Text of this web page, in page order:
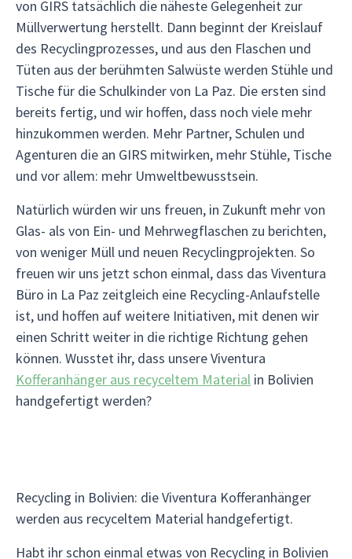
von GIRS tatsächlich die näheste Gelegenheit zur
Müllverwertung herstellt. Dann beginnt der Kreislauf
des Recyclingprozesses, und aus den Flaschen und
Tüten aus der berühmten Salwüste werden Stühle und
Tische für die Schulkinder von La Paz. Die ersten sind
bereits fertig, und wir hoffen, dass noch viele mehr
hinzukommen werden. Mehr Partner, Schulen und
Agenturen die an GIRS mitwirken, mehr Stühle, Tische
und vor allem: mehr Umweltbewusstsein.
Natürlich würden wir uns freuen, in Zukunft mehr von
Glas- als von Ein- und Mehrwegflaschen zu berichten,
von weniger Müll und neuen Recyclingprojekten. So
freuen wir uns jetzt schon einmal, dass das Viventura
Büro in La Paz zeitgleich eine Recycling-Anlaufstelle
ist, und hoffen auf weitere Initiativen, mit denen wir
einen Schritt weiter in die richtige Richtung gehen
können. Wusstet ihr, dass unsere Viventura
Kofferanhänger aus recyceltem Material in Bolivien
handgefertigt werden?
Recycling in Bolivien: die Viventura Kofferanhänger
werden aus recyceltem Material handgefertigt.
Habt ihr schon einmal etwas von Recycling in Bolivien